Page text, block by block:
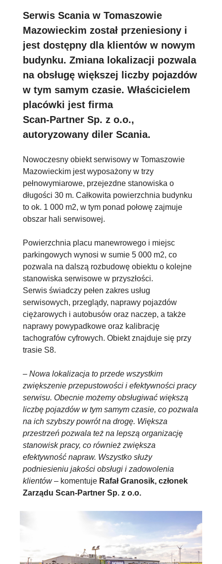
Serwis Scania w Tomaszowie
Mazowieckim został przeniesiony i
jest dostępny dla klientów w nowym
budynku. Zmiana lokalizacji pozwala
na obsługę większej liczby pojazdów
w tym samym czasie. Właścicielem
placówki jest firma
Scan-Partner Sp. z o.o.,
autoryzowany diler Scania.
Nowoczesny obiekt serwisowy w Tomaszowie
Mazowieckim jest wyposażony w trzy
pełnowymiarowe, przejezdne stanowiska o
długości 30 m. Całkowita powierzchnia budynku
to ok. 1 000 m2, w tym ponad połowę zajmuje
obszar hali serwisowej.
Powierzchnia placu manewrowego i miejsc
parkingowych wynosi w sumie 5 000 m2, co
pozwala na dalszą rozbudowę obiektu o kolejne
stanowiska serwisowe w przyszłości.
Serwis świadczy pełen zakres usług
serwisowych, przeglądy, naprawy pojazdów
ciężarowych i autobusów oraz naczep, a także
naprawy powypadkowe oraz kalibrację
tachografów cyfrowych. Obiekt znajduje się przy
trasie S8.
– Nowa lokalizacja to przede wszystkim
zwiększenie przepustowości i efektywności pracy
serwisu. Obecnie możemy obsługiwać większą
liczbę pojazdów w tym samym czasie, co pozwala
na ich szybszy powrót na drogę. Większa
przestrzeń pozwala też na lepszą organizację
stanowisk pracy, co również zwiększa
efektywność napraw. Wszystko służy
podniesieniu jakości obsługi i zadowolenia
klientów– komentuje Rafał Granosik, członek
Zarządu Scan-Partner Sp. z o.o.